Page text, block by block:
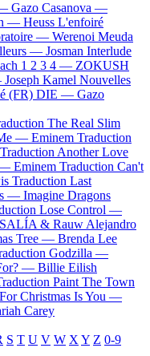
Gazo Casanova —
— Heuss L'enfoiré
— Werenoi Meuda
— Josman Interlude
1 2 3 4 — ZOKUSH
Joseph Kamel Nouvelles
(FR) DIE — Gazo
The Real Slim
— Eminem Traduction
Traduction Another Love
— Eminem Traduction Can't
Traduction Last
— Imagine Dragons
Lose Control —
& Rauw Alejandro
Tree — Brenda Lee
Godzilla —
— Billie Eilish
Paint The Town
Christmas Is You —
Carey
S T U V W XY Z 0-9